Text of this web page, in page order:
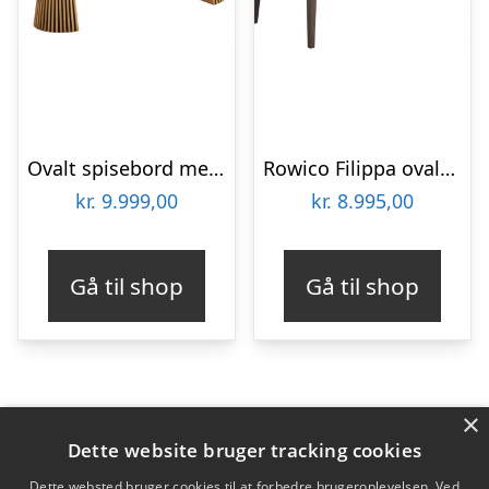
Ovalt spisebord med udtræk i MDF og egetræsfinér 120 x 200 – 250 – 300 cm – Eg
kr. 9.999,00
Gå til shop
Rowico Filippa ovalt spisebord med udtræk i egetræ 170 – 210 x 105 cm – Brun
kr. 8.995,00
Gå til shop
Varekategorier
Produkter
×
Dette website bruger tracking cookies